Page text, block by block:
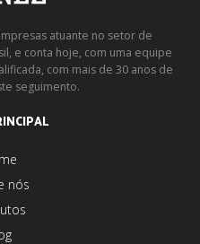
atuante no setor de
e conta hoje, com uma equipe
com mais de 30 anos de
seguimento.
nós